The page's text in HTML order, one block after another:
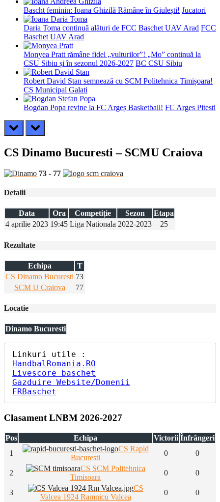
Bascht feminin: Ioana Ghizilă Rămâne în Giulești! Jucatori
Daria Toma continuă alături de FCC Baschet UAV Arad FCC
Baschet UAV Arad
Monyea Pratt rămâne fidel „vulturilor”! „Mo” continuă la
CSU Sibiu și în sezonul 2026-2027 BC CSU Sibiu
Robert David Stan semnează cu SCM Politehnica Timișoara!
CS Municipal Galati
Bogdan Popa revine la FC Argeș Basketball! FC Arges Pitesti
prev next
CS Dinamo Bucuresti – SCMU Craiova
73 - 77
Detalii
Data Ora Competiție Sezon
Etapa
4 aprilie 2023 19:45 Liga Nationala 2022-2023 25
Rezultate
Echipa
T
CS Dinamo Bucuresti 73
SCM U Craiova
77
Locatie
Dinamo Bucuresti
HandbalRomania.RO
Livescore baschet
Gazduire Website/Domenii
FRBaschet
Clasament LNBM 2026-2027
Pos Echipa Victorii Înfrângeri
1
CS Rapid
Bucuresti
0 0
2
CS SCM Politehnica
Timisoara
0 0
3
CS
Valcea 1924 Ramnicu Valcea
0 0